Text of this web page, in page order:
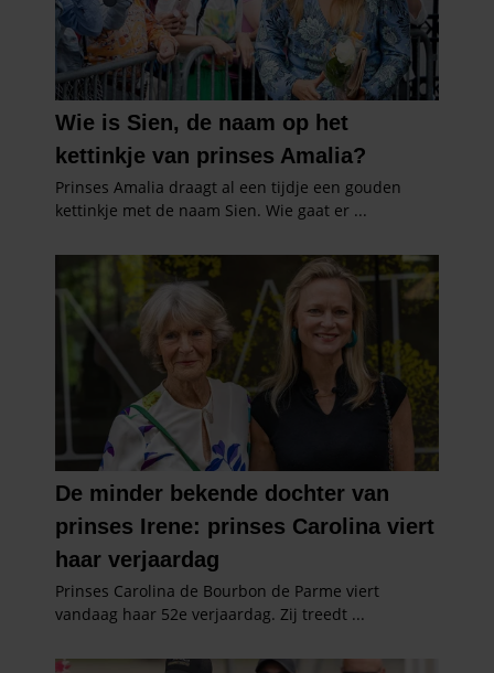
partners kunnen deze gegevens combineren met andere
informatie die u aan ze heeft verstrekt of die ze hebben
verzameld op basis van uw gebruik van hun services. U
gaat akkoord met onze cookies als u onze website blijft
gebruiken.